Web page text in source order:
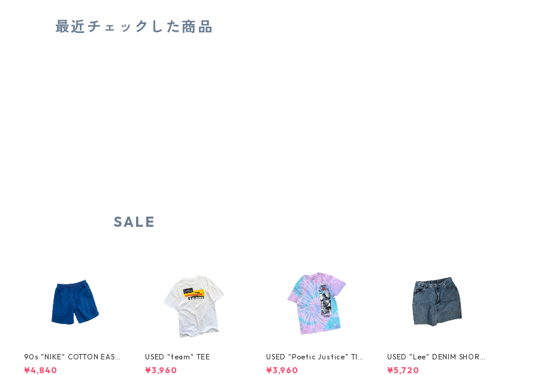
最近チェックした商品
SALE
90s "NIKE" COTTON EASY
SHORTS
¥4,840
USED "team" TEE
¥3,960
USED "Poetic Justice" TIE
-DYE TEE
¥3,960
USED "Lee" DENIM SHORT
S
¥5,720